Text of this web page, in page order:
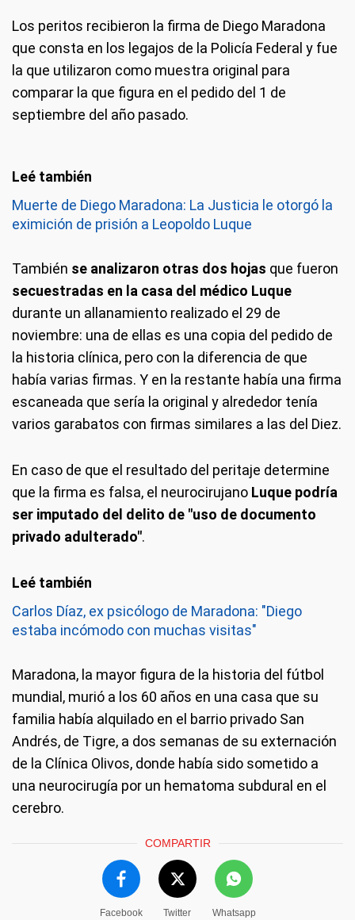
Los peritos recibieron la firma de Diego Maradona
que consta en los legajos de la Policía Federal y fue
la que utilizaron como muestra original para
comparar la que figura en el pedido del 1 de
septiembre del año pasado.
Muerte de Diego Maradona: La Justicia le otorgó la
eximición de prisión a Leopoldo Luque
También se analizaron otras dos hojas que fueron
secuestradas en la casa del médico Luque
durante un allanamiento realizado el 29 de
noviembre: una de ellas es una copia del pedido de
la historia clínica, pero con la diferencia de que
había varias firmas. Y en la restante había una firma
escaneada que sería la original y alrededor tenía
varios garabatos con firmas similares a las del Diez.
En caso de que el resultado del peritaje determine
que la firma es falsa, el neurocirujano Luque podría
ser imputado del delito de "uso de documento
privado adulterado".
Carlos Díaz, ex psicólogo de Maradona: "Diego
estaba incómodo con muchas visitas"
Maradona, la mayor figura de la historia del fútbol
mundial, murió a los 60 años en una casa que su
familia había alquilado en el barrio privado San
Andrés, de Tigre, a dos semanas de su externación
de la Clínica Olivos, donde había sido sometido a
una neurocirugía por un hematoma subdural en el
cerebro.
COMPARTIR
Facebook Twitter Whatsapp